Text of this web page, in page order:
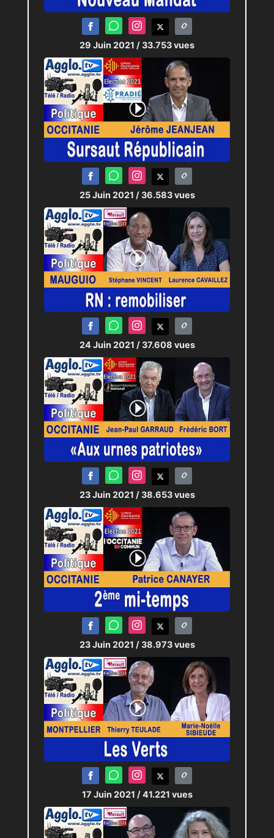
29 Juin 2021 / 33.753 vues
25 Juin 2021 / 36.583 vues
24 Juin 2021 / 37.608 vues
23 Juin 2021 / 38.653 vues
23 Juin 2021 / 38.973 vues
17 Juin 2021 / 41.221 vues